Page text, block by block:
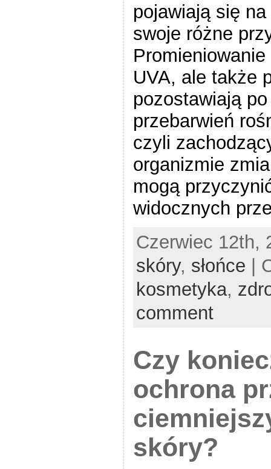
pojawiają się
swoje różne
Promieniowanie
UVA, ale także
pozostawiają
przebarwień
czyli
organizmie
mogą
widocznych
Czerwiec 12th,
skóry, słońce |
kosmetyka,
comment
Czy
ochrona
skóry?